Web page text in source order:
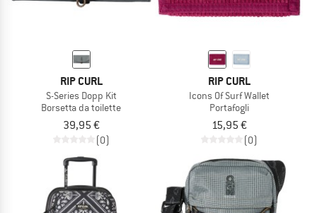
RIP CURL
S-Series Dopp Kit
Borsetta da toilette
39,95 €
(0)
RIP CURL
Icons Of Surf Wallet
Portafogli
15,95 €
(0)